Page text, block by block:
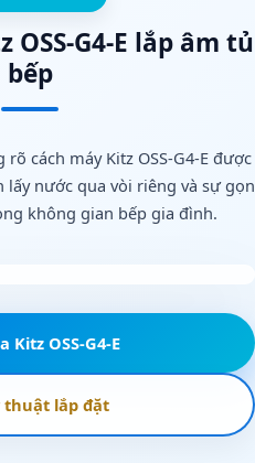
G4-E lắp âm tủ
bếp
cách máy Kitz OSS-G4-E được
nước qua vòi riêng và sự gọn
không gian bếp gia đình.
Kitz OSS-G4-E
thuật lắp đặt